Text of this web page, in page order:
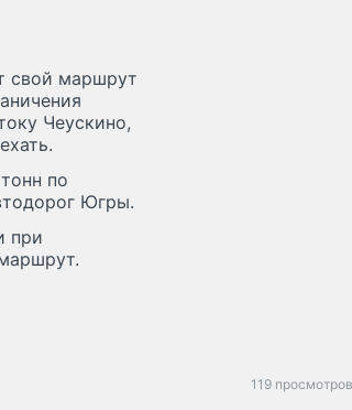
свой маршрут
Чеускино,
по
Югры.
при
119